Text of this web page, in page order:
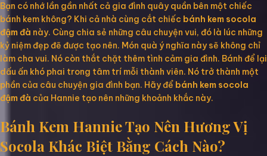
Bạn có nhớ lần gần nhất cả gia đình quây quần bên một chiếc
bánh kem không? Khi cả nhà cùng cắt chiếc bánh kem socola
đậm đà này. Cùng chia sẻ những câu chuyện vui, đó là lúc những
kỷ niệm đẹp đẽ được tạo nên. Món quà ý nghĩa này sẽ không chỉ
làm cha vui. Nó còn thắt chặt thêm tình cảm gia đình. Bánh để lại
dấu ấn khó phai trong tâm trí mỗi thành viên. Nó trở thành một
phần của câu chuyện gia đình bạn. Hãy để bánh kem socola
đậm đà của Hannie tạo nên những khoảnh khắc này.
Bánh Kem Hannie Tạo Nên Hương Vị
Socola Khác Biệt Bằng Cách Nào?